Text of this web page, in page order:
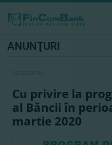
ANUNŢURI
20.03.2020
Cu privire la
al Băncii în
martie 2020